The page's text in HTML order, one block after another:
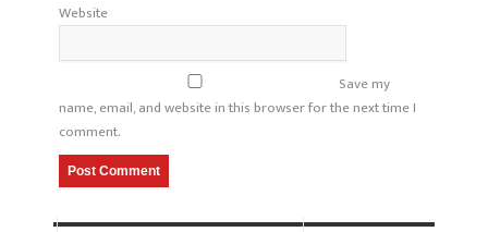
Website
Save my
name, email, and website in this browser for the next time I
comment.